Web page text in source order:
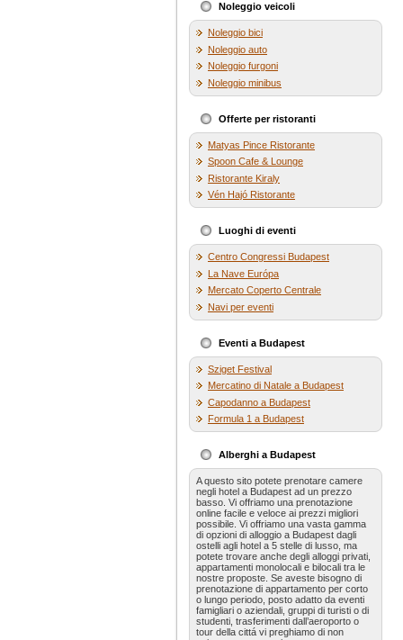
Noleggio veicoli
Noleggio bici
Noleggio auto
Noleggio furgoni
Noleggio minibus
Offerte per ristoranti
Matyas Pince Ristorante
Spoon Cafe & Lounge
Ristorante Kiraly
Vén Hajó Ristorante
Luoghi di eventi
Centro Congressi Budapest
La Nave Európa
Mercato Coperto Centrale
Navi per eventi
Eventi a Budapest
Sziget Festival
Mercatino di Natale a Budapest
Capodanno a Budapest
Formula 1 a Budapest
Alberghi a Budapest
A questo sito potete prenotare camere
negli hotel a Budapest ad un prezzo
basso. Vi offriamo una prenotazione
online facile e veloce ai prezzi migliori
possibile. Vi offriamo una vasta gamma
di opzioni di alloggio a Budapest dagli
ostelli agli hotel a 5 stelle di lusso, ma
potete trovare anche degli alloggi privati,
appartamenti monolocali e bilocali tra le
nostre proposte. Se aveste bisogno di
prenotazione di appartamento per corto
o lungo periodo, posto adatto da eventi
famigliari o aziendali, gruppi di turisti o di
studenti, trasferimenti dall’aeroporto o
tour della cittá vi preghiamo di non